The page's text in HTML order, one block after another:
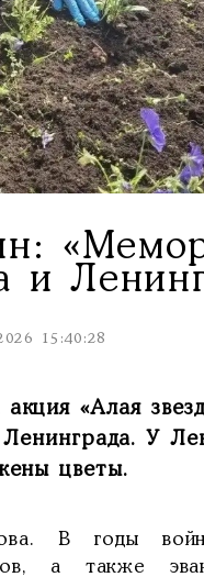
и
15:40:28
«Алая
У
цветы.
В годы
а также